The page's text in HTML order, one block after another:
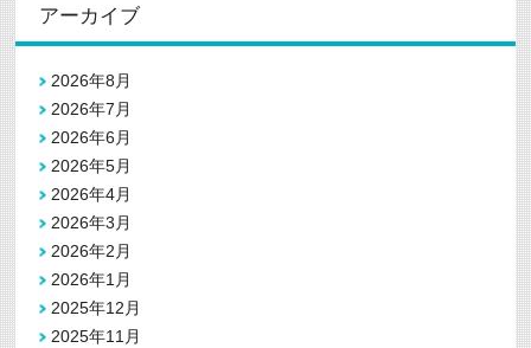
アーカイブ
2026年8月
2026年7月
2026年6月
2026年5月
2026年4月
2026年3月
2026年2月
2026年1月
2025年12月
2025年11月